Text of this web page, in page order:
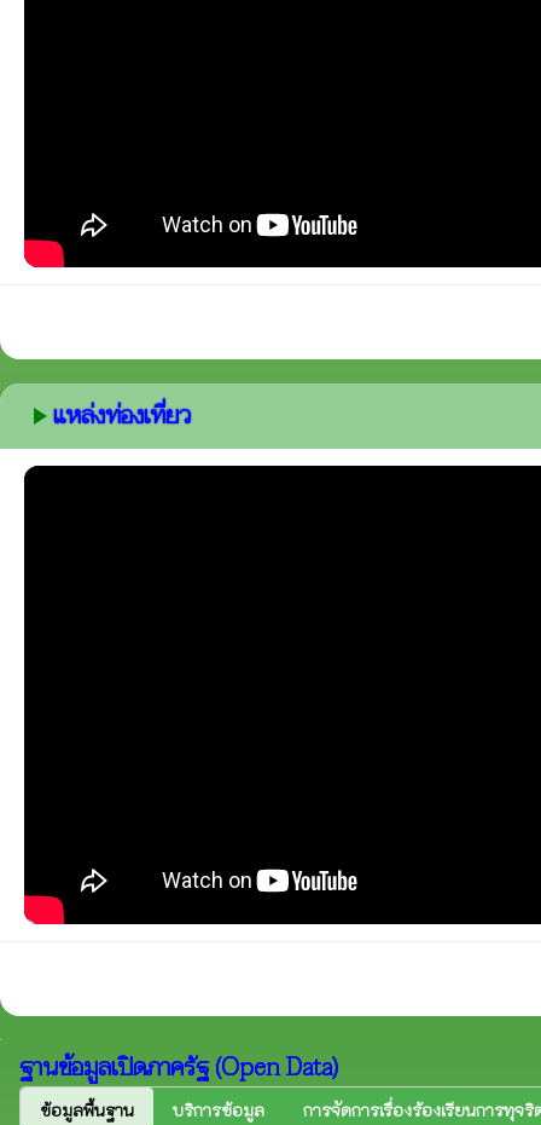
play_arrow แหล่งท่องเที่ยว
ฐานข้อมูลเปิดภาครัฐ (Open Data)
ข้อมูลพื้นฐาน บริการข้อมูล
การจัดการเรื่องร้องเรียนการทุจริ